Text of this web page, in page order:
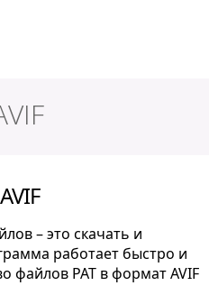
– это скачать и
работает быстро и
файлов PAT в формат AVIF